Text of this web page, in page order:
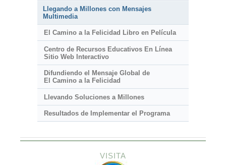
Llegando a Millones con Mensajes
Multimedia
El Camino a la Felicidad Libro en Película
Centro de Recursos Educativos En Línea
Sitio Web Interactivo
Difundiendo el Mensaje Global de
El Camino a la Felicidad
Llevando Soluciones a Millones
Resultados de Implementar el Programa
VISITA